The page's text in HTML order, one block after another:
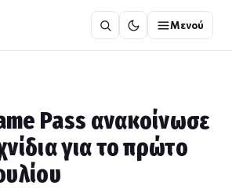
Μενού
Pass ανακοίνωσε
για το πρώτο